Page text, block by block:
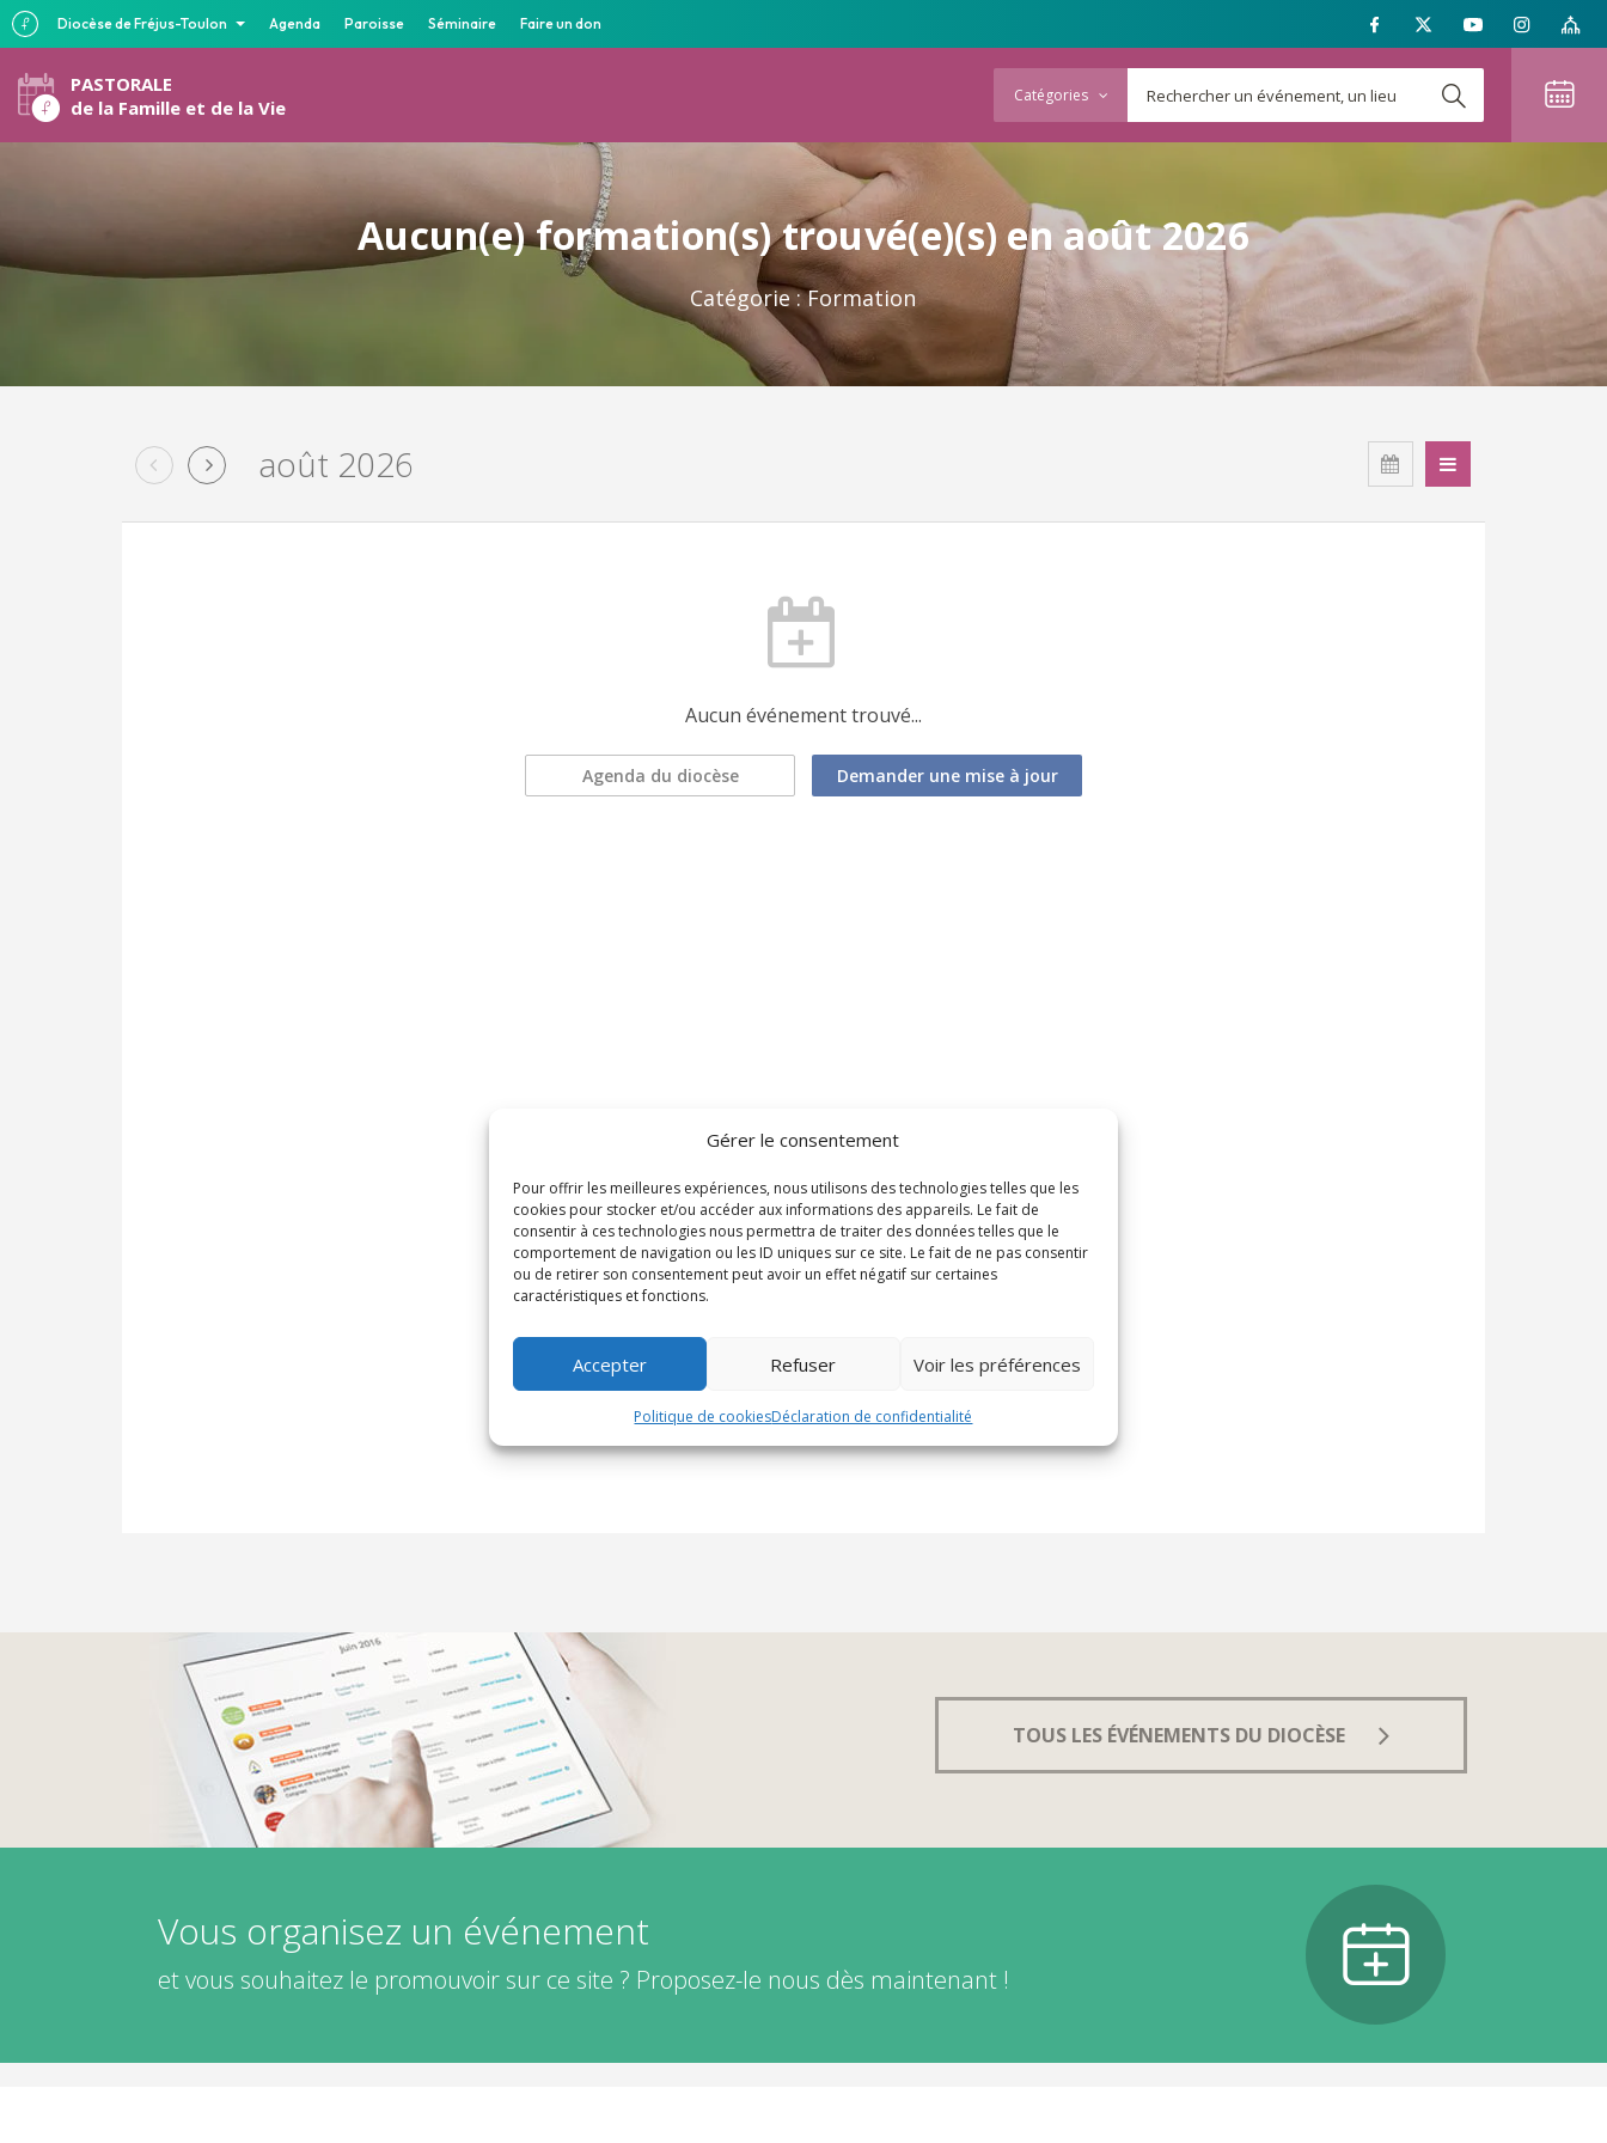
Gérer le consentement
Pour offrir les meilleures expériences, nous utilisons des technologies telles que les
cookies pour stocker et/ou accéder aux informations des appareils. Le fait de
consentir à ces technologies nous permettra de traiter des données telles que le
comportement de navigation ou les ID uniques sur ce site. Le fait de ne pas consentir
ou de retirer son consentement peut avoir un effet négatif sur certaines
caractéristiques et fonctions.
Accepter Refuser Voir les préférences
Politique de cookiesDéclaration de confidentialité
Diocèse de Fréjus-Toulon Agenda Paroisse Séminaire Faire un don
PASTORALE
de la Famille et de la Vie
Catégories
Aucun(e) formation(s) trouvé(e)(s) en août 2026
Catégorie :Formation
août 2026
Aucun événement trouvé...
Agenda du diocèse Demander une mise à jour
TOUS LES ÉVÉNEMENTS DU DIOCÈSE
Vous organisez un événement
et vous souhaitez le promouvoir sur ce site ? Proposez-le nous dès maintenant !